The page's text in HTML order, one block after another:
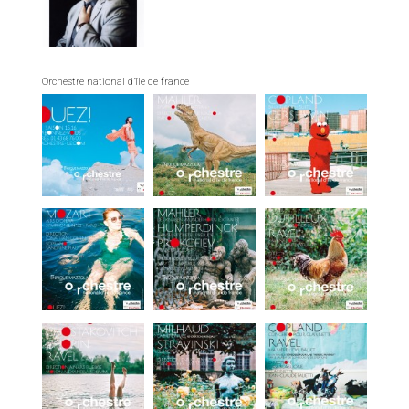
Orchestre national d’île de france